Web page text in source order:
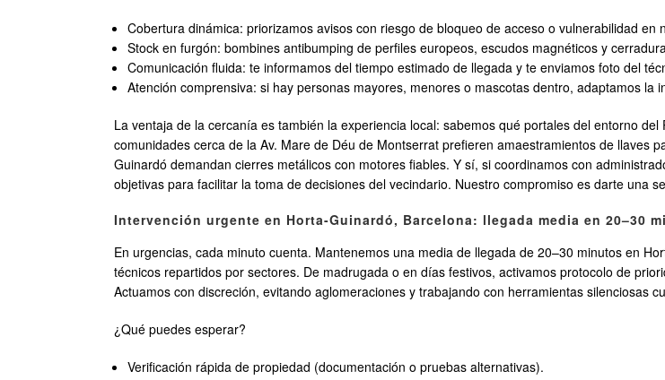
Cobertura dinámica: priorizamos avisos con riesgo de bloqueo de acceso o vulnerabilidad en
Stock en furgón: bombines antibumping de perfiles europeos, escudos magnéticos y
Comunicación fluida: te informamos del tiempo estimado de llegada y te enviamos foto del
Atención comprensiva: si hay personas mayores, menores o mascotas dentro, adaptamos
La ventaja de la cercanía es también la experiencia local: sabemos qué portales del entorno
comunidades cerca de la Av. Mare de Déu de Montserrat prefieren amaestramientos de llaves
Guinardó demandan cierres metálicos con motores fiables. Y sí, si coordinamos con
objetivas para facilitar la toma de decisiones del vecindario. Nuestro compromiso es darte una
Intervención urgente en Horta-Guinardó, Barcelona: llegada media en 20–30
En urgencias, cada minuto cuenta. Mantenemos una media de llegada de 20–30 minutos en
técnicos repartidos por sectores. De madrugada o en días festivos, activamos protocolo de
Actuamos con discreción, evitando aglomeraciones y trabajando con herramientas silenciosas
¿Qué puedes esperar?
Verificación rápida de propiedad (documentación o pruebas alternativas).